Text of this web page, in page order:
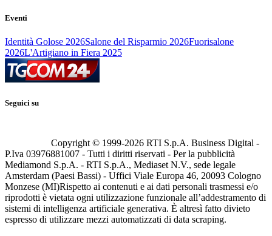
Eventi
Identità Golose 2026Salone del Risparmio 2026Fuorisalone
2026L'Artigiano in Fiera 2025
Seguici su
Copyright © 1999-2026 RTI S.p.A. Business Digital -
P.Iva 03976881007 - Tutti i diritti riservati - Per la pubblicità
Mediamond S.p.A. - RTI S.p.A., Mediaset N.V., sede legale
Amsterdam (Paesi Bassi) - Uffici Viale Europa 46, 20093 Cologno
Monzese (MI)Rispetto ai contenuti e ai dati personali trasmessi e/o
riprodotti è vietata ogni utilizzazione funzionale all’addestramento di
sistemi di intelligenza artificiale generativa. È altresì fatto divieto
espresso di utilizzare mezzi automatizzati di data scraping.